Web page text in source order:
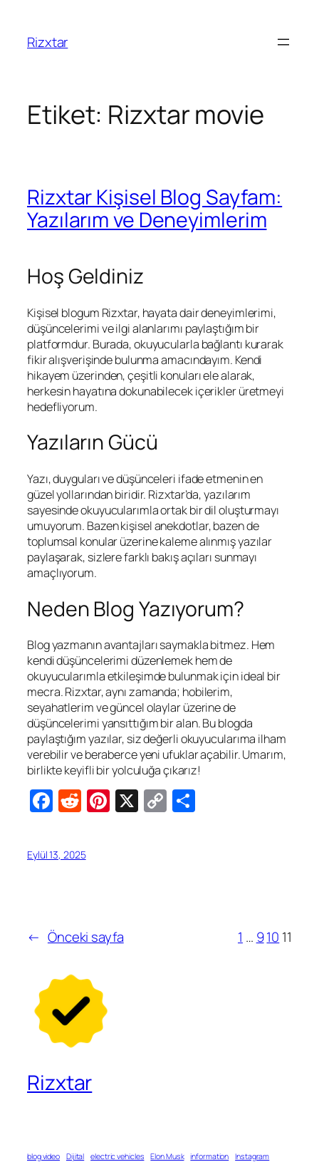
Rizxtar
Etiket: Rizxtar movie
Rizxtar Kişisel Blog Sayfam:
Yazılarım ve Deneyimlerim
Hoş Geldiniz
Kişisel blogum Rizxtar, hayata dair deneyimlerimi,
düşüncelerimi ve ilgi alanlarımı paylaştığım bir
platformdur. Burada, okuyucularla bağlantı kurarak
fikir alışverişinde bulunma amacındayım. Kendi
hikayem üzerinden, çeşitli konuları ele alarak,
herkesin hayatına dokunabilecek içerikler üretmeyi
hedefliyorum.
Yazıların Gücü
Yazı, duyguları ve düşünceleri ifade etmenin en
güzel yollarından biridir. Rizxtar’da, yazılarım
sayesinde okuyucularımla ortak bir dil oluşturmayı
umuyorum. Bazen kişisel anekdotlar, bazen de
toplumsal konular üzerine kaleme alınmış yazılar
paylaşarak, sizlere farklı bakış açıları sunmayı
amaçlıyorum.
Neden Blog Yazıyorum?
Blog yazmanın avantajları saymakla bitmez. Hem
kendi düşüncelerimi düzenlemek hem de
okuyucularımla etkileşimde bulunmak için ideal bir
mecra. Rizxtar, aynı zamanda; hobilerim,
seyahatlerim ve güncel olaylar üzerine de
düşüncelerimi yansıttığım bir alan. Bu blogda
paylaştığım yazılar, siz değerli okuyucularıma ilham
verebilir ve beraberce yeni ufuklar açabilir. Umarım,
birlikte keyifli bir yolculuğa çıkarız!
Facebook
Reddit
Pinterest
X Copy
Eylül 13, 2025
← Önceki sayfa 1 … 910 11
Rizxtar
blog video Dijital electric vehicles Elon Musk information Instagram